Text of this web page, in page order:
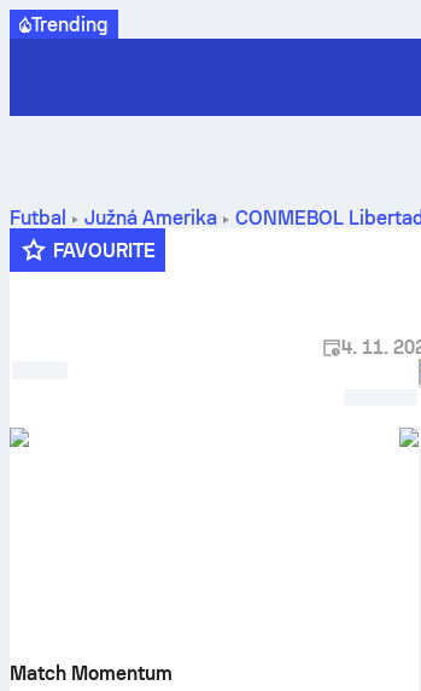
Trending
Futbal Južná Amerika CONMEBOL
tabuľky a prognózy
FAVOURITE
4. 11.
Match Momentum